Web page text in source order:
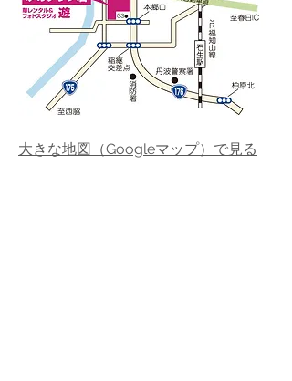
大きな地図（Googleマップ）で見る